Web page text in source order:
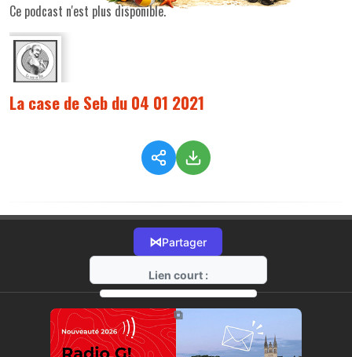
Ce podcast n'est plus disponible.
La case de Seb du 04 01 2021
⋈Partager
Lien court :
https://radio-g.fr?3655
⧉